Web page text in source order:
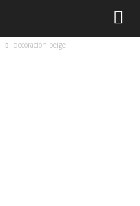
decoracion beige